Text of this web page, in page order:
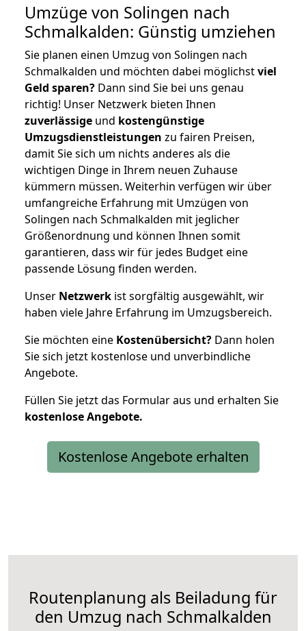
Umzüge von Solingen nach
Schmalkalden: Günstig umziehen
Sie planen einen Umzug von Solingen nach
Schmalkalden und möchten dabei möglichstviel
Geld sparen? Dann sind Sie bei uns genau
richtig! Unser Netzwerk bieten Ihnen
zuverlässige und kostengünstige
Umzugsdienstleistungen zu fairen Preisen,
damit Sie sich um nichts anderes als die
wichtigen Dinge in Ihrem neuen Zuhause
kümmern müssen. Weiterhin verfügen wir über
umfangreiche Erfahrung mit Umzügen von
Solingen nach Schmalkalden mit jeglicher
Größenordnung und können Ihnen somit
garantieren, dass wir für jedes Budget eine
passende Lösung finden werden.
Unser Netzwerk ist sorgfältig ausgewählt, wir
haben viele Jahre Erfahrung im Umzugsbereich.
Sie möchten eine Kostenübersicht? Dann holen
Sie sich jetzt kostenlose und unverbindliche
Angebote.
Füllen Sie jetzt das Formular aus und erhalten Sie
kostenloseAngebote.
Kostenlose Angebote erhalten
Routenplanung als Beiladung für
den Umzug nach Schmalkalden